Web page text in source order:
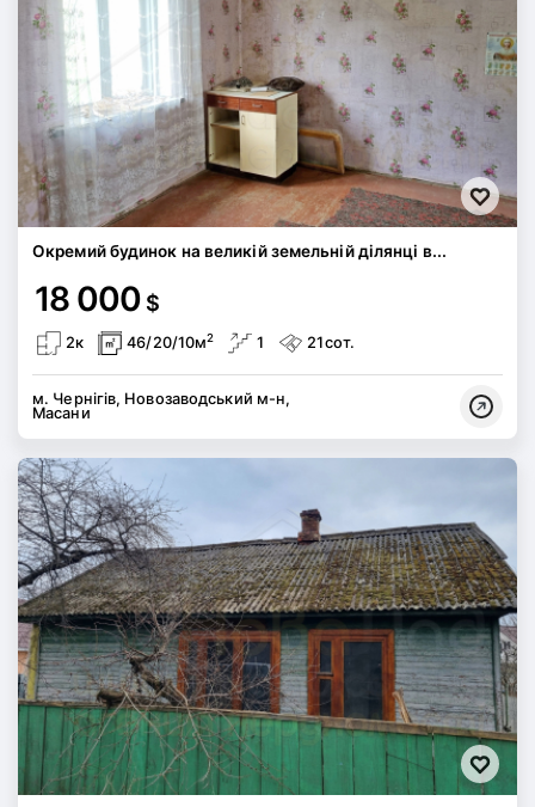
Окремий будинок на великій земельній ділянці в...
18 000 $
2к 46/20/10м2 1 21сот.
м. Чернігів, Новозаводський м-н,
Масани